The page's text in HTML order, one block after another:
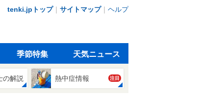
tenki.jpトップ｜ サイトマップ｜ ヘルプ
季節特集 天気ニュース
の解説 熱中症情報 注目